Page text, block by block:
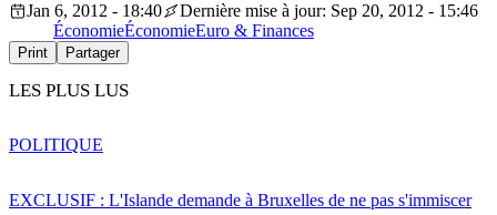
Jan 6, 2012 - 18:40
Dernière mise à jour: Sep 20, 2012 - 15:46
ÉconomieÉconomieEuro & Finances
Print Partager
LES PLUS LUS
EXCLUSIF : L'Islande demande à Bruxelles de ne pas s'immiscer
POLITIQUE